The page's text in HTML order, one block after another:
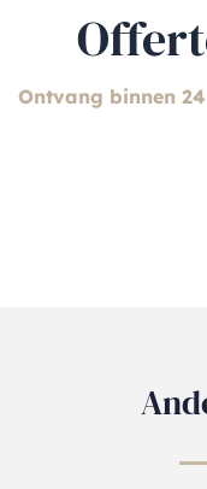
Ontvang binnen